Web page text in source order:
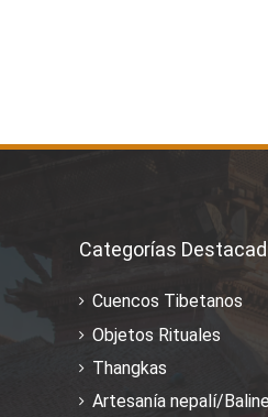
Categorías
Cuencos Tibetanos
Objetos Rituales
Thangkas
Artesanía nepalí/